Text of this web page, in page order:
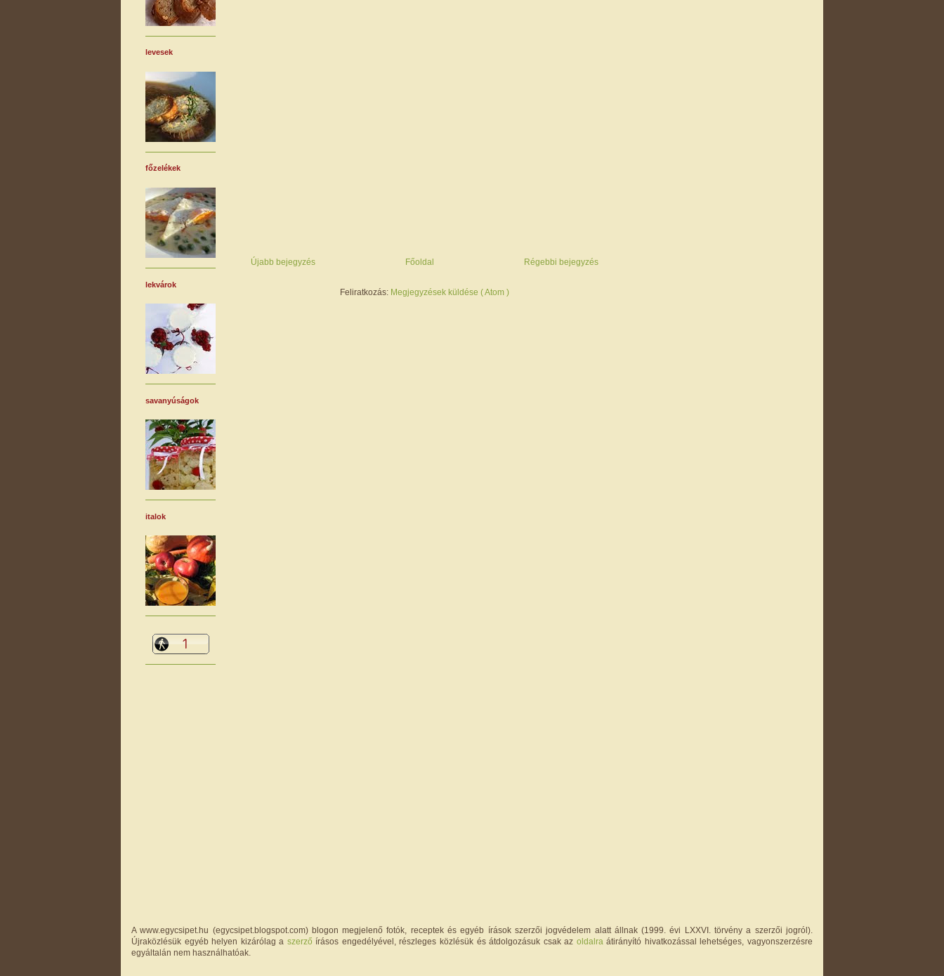
Újabb bejegyzés Régebbi bejegyzés
Főoldal
Feliratkozás: Megjegyzések küldése ( Atom )
levesek
főzelékek
lekvárok
savanyúságok
italok
A www.egycsipet.hu (egycsipet.blogspot.com) blogon megjelenő fotók, receptek és egyéb írások szerzői jogvédelem alatt állnak (1999. évi LXXVI. törvény a szerzői jogról).
Újraközlésük egyéb helyen kizárólag a szerző írásos engedélyével, részleges közlésük és átdolgozásuk csak az oldalraátirányító hivatkozással lehetséges, vagyonszerzésre
egyáltalán nem használhatóak.